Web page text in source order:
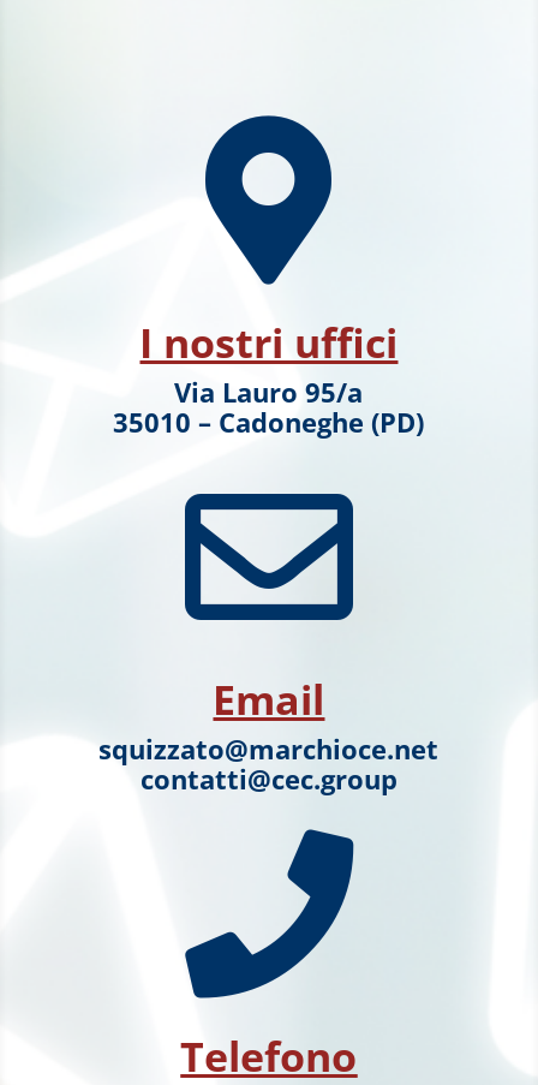

I nostri uffici
Via Lauro 95/a
35010 – Cadoneghe (PD)

Email
squizzato@marchioce.net
contatti@cec.group

Telefono